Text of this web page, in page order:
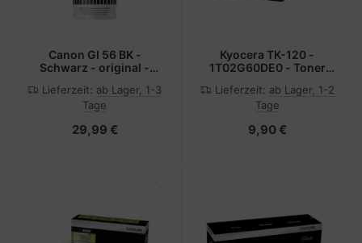
Canon GI 56 BK -
Schwarz - original -
Lieferzeit: ab Lager, 1-3
Tage
29,99 €
Kyocera TK-120 -
1T02G60DE0 - Toner
1030DN 1030DT
1030DTN
Lieferzeit: ab Lager, 1-2
Tage
9,90 €